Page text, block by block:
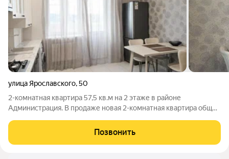
улица Ярославского,50
2-комнатная квартира 57,5 кв.м на 2 этаже в районе
Администрация. В продаже новая 2-комнатная квартира общей
"распашонка", окна выходят на обе стороны дома,
расположена на 2-м этаже 4-этажного
Позвонить